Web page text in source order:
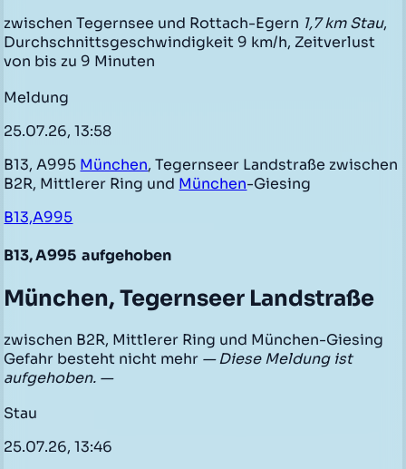
zwischen Tegernsee und Rottach-Egern 1,7 km Stau,
Durchschnittsgeschwindigkeit 9 km/h, Zeitverlust
von bis zu 9 Minuten
Meldung
25.07.26, 13:58
B13, A995 München, Tegernseer Landstraße zwischen
B2R, Mittlerer Ring und München-Giesing
B13,A995
B13, A995 aufgehoben
München, Tegernseer Landstraße
zwischen B2R, Mittlerer Ring und München-Giesing
Gefahr besteht nicht mehr — Diese Meldung ist
aufgehoben. —
Stau
25.07.26, 13:46